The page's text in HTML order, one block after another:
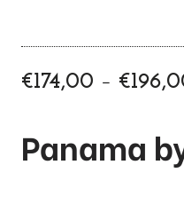
€174,00 – €
Panama